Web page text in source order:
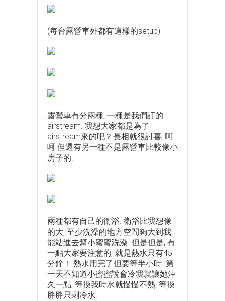
(每台露營車外都有這樣的setup)
露營車有分兩種, 一種是我們訂的
airstream. 我想大家都是為了
airstream來的吧？長相就很討喜, 呵
呵 但還有另一種不是露營車比較像小
房子的.
兩種都有自己的衛浴. 衛浴比我想像
的大, 至少洗澡的地方空間夠大到我
能站進去幫小蜜蜜洗澡. 但是但是, 有
一點大家要注意的, 就是熱水只有45
分鐘！ 熱水用完了但要等半小時. 第
一天不知道小蜜蜜說會冷我就讓她沖
久一點, 等換我時水就慢慢不熱, 等換
胖胖只剩冷水.